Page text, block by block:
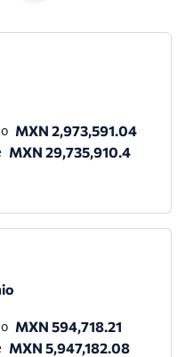
MXN 2,973,591.04
MXN 29,735,910.4
MXN 594,718.21
MXN 5,947,182.08